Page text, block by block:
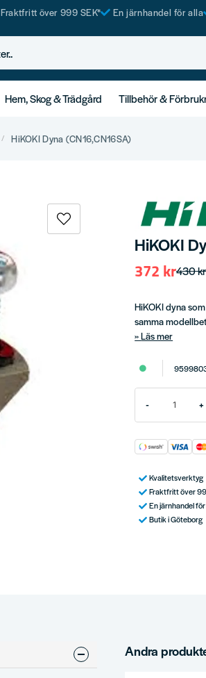
Fraktfritt över 999 SEK* En järnhandel för alla
Hem, Skog & Trädgård Tillbehör &
HiKOKI Dyna (CN16,CN16SA)
HiKOKI
430 kr
372 kr
HiKOKI dyna
samma
Läs mer
- +
Kvalitetsverktyg
Fraktfritt över
En järnhandel
Butik i Göteborg
Andra